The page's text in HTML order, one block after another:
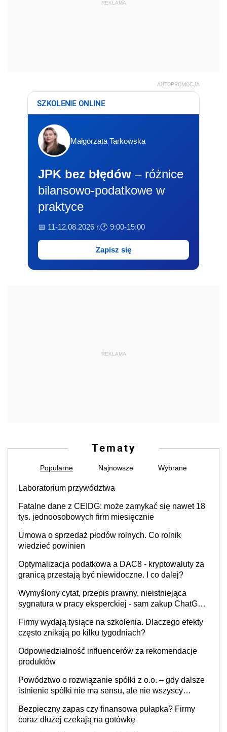
REKLAMA
AUTOPROMOCJA
SZKOLENIE ONLINE
Małgorzata Tarkowska
JPK bez błędów – różnice
bilansowo-podatkowe w
praktyce
📅 11-12.08.2026 r.🕐 9:00-15:00
Zapisz się
REKLAMA
Tematy
Popularne Najnowsze Wybrane
Laboratorium przywództwa
Fatalne dane z CEIDG: może zamykać się nawet 18
tys. jednoosobowych firm miesięcznie
Umowa o sprzedaż płodów rolnych. Co rolnik
wiedzieć powinien
Optymalizacja podatkowa a DAC8 - kryptowaluty za
granicą przestają być niewidoczne. I co dalej?
Wymyślony cytat, przepis prawny, nieistniejąca
sygnatura w pracy eksperckiej - sam zakup ChatGPT
Firmy wydają tysiące na szkolenia. Dlaczego efekty
często znikają po kilku tygodniach?
Odpowiedzialność influencerów za rekomendacje
produktów
Powództwo o rozwiązanie spółki z o.o. – gdy dalsze
istnienie spółki nie ma sensu, ale nie wszyscy
Bezpieczny zapas czy finansowa pułapka? Firmy
coraz dłużej czekają na gotówkę